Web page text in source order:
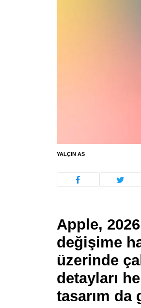
YALÇIN AS
Apple,
değişime
üzerinde
detayları
tasarım